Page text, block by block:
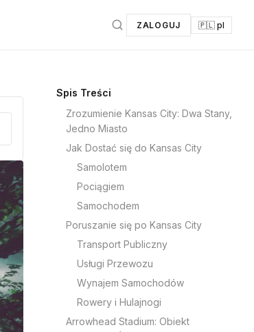
ZALOGUJ 🇵🇱 pl
Spis Treści
Zrozumienie Kansas City: Dwa Stany,
Jedno Miasto
Jak Dostać się do Kansas City
Samolotem
Pociągiem
Samochodem
Poruszanie się po Kansas City
Transport Publiczny
Usługi Przewozu
Wynajem Samochodów
Rowery i Hulajnogi
Arrowhead Stadium: Obiekt